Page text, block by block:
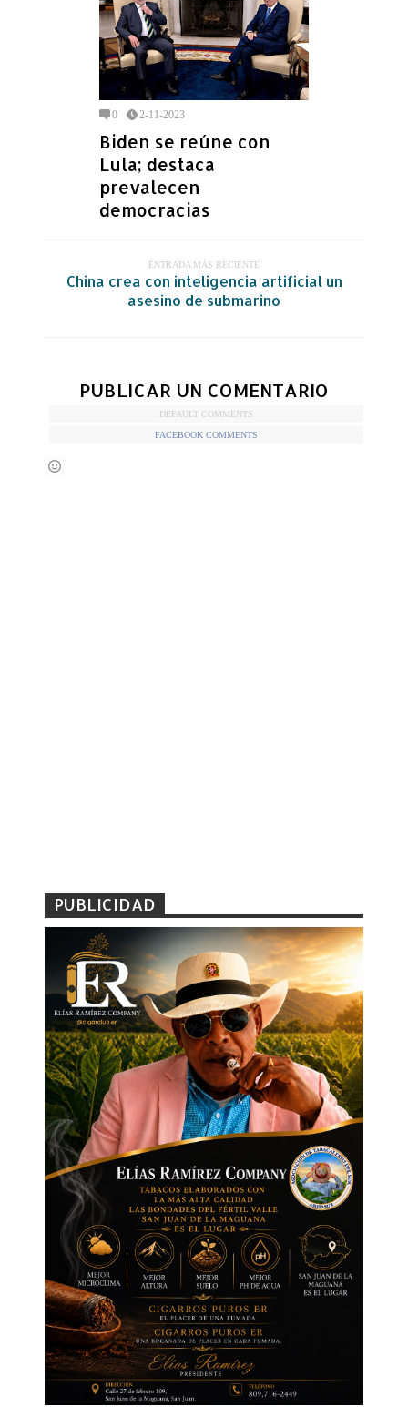
0 2-11-2023
Biden se reúne con
Lula; destaca
prevalecen
democracias
ENTRADA MÁS RECIENTE
China crea con inteligencia artificial un
asesino de submarino
PUBLICAR UN COMENTARIO
DEFAULT COMMENTS
FACEBOOK COMMENTS
PUBLICIDAD